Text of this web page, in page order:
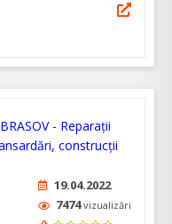
19.04.2022
7474vizualizări